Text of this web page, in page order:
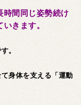
時間同じ姿勢続け
きます。
。
身体を支える「運動